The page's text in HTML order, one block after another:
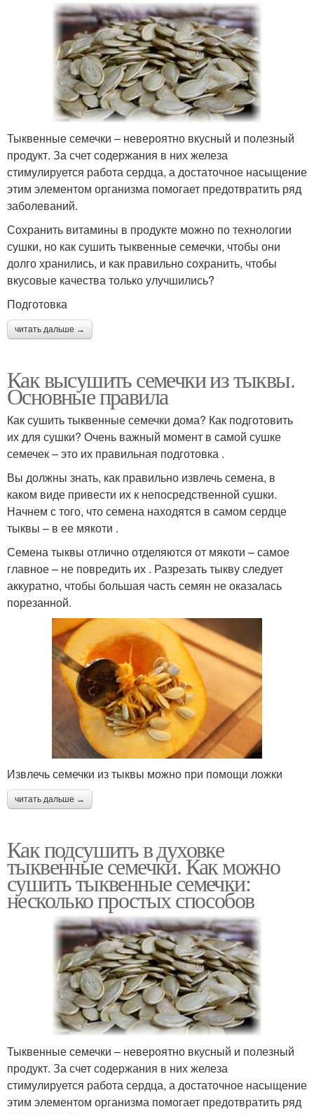
Тыквенные семечки – невероятно вкусный и полезный
продукт. За счет содержания в них железа
стимулируется работа сердца, а достаточное насыщение
этим элементом организма помогает предотвратить ряд
заболеваний.
Сохранить витамины в продукте можно по технологии
сушки, но как сушить тыквенные семечки, чтобы они
долго хранились, и как правильно сохранить, чтобы
вкусовые качества только улучшились?
Подготовка
читать дальше →
Как высушить семечки из тыквы.
Основные правила
Как сушить тыквенные семечки дома? Как подготовить
их для сушки? Очень важный момент в самой сушке
семечек – это их правильная подготовка .
Вы должны знать, как правильно извлечь семена, в
каком виде привести их к непосредственной сушки.
Начнем с того, что семена находятся в самом сердце
тыквы – в ее мякоти .
Семена тыквы отлично отделяются от мякоти – самое
главное – не повредить их . Разрезать тыкву следует
аккуратно, чтобы большая часть семян не оказалась
порезанной.
Извлечь семечки из тыквы можно при помощи ложки
читать дальше →
Как подсушить в духовке
тыквенные семечки. Как можно
сушить тыквенные семечки:
несколько простых способов
Тыквенные семечки – невероятно вкусный и полезный
продукт. За счет содержания в них железа
стимулируется работа сердца, а достаточное насыщение
этим элементом организма помогает предотвратить ряд